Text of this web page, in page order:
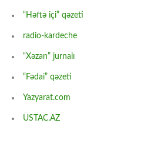
“Həftə içi” qəzeti
radio-kardeche
“Xəzan” jurnalı
“Fədai” qəzeti
Yazyarat.com
USTAC.AZ